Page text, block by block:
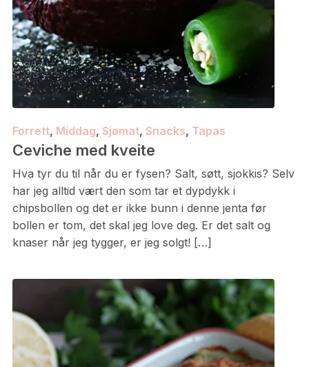
Forrett, Middag, Sjømat, Snacks, Tapas
Ceviche med kveite
Hva tyr du til når du er fysen? Salt, søtt, sjokkis? Selv
har jeg alltid vært den som tar et dypdykk i
chipsbollen og det er ikke bunn i denne jenta før
bollen er tom, det skal jeg love deg. Er det salt og
knaser når jeg tygger, er jeg solgt! […]